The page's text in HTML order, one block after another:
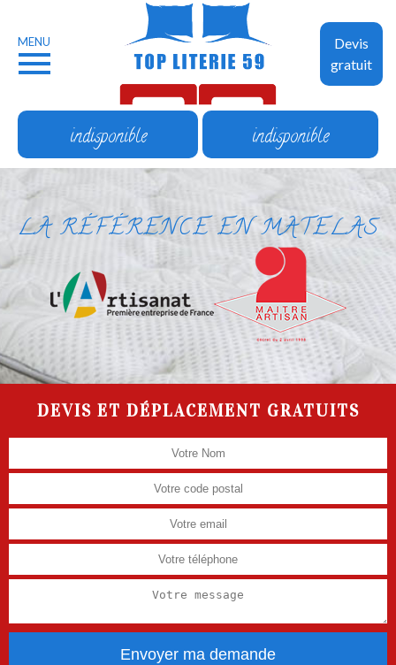
Devis
gratuit
MENU
indisponible indisponible
LA RÉFÉRENCE EN MATELAS
DEVIS ET DÉPLACEMENT GRATUITS